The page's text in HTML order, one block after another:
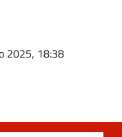
2025, 18:38